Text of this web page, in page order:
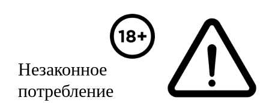
Незаконное
потребление